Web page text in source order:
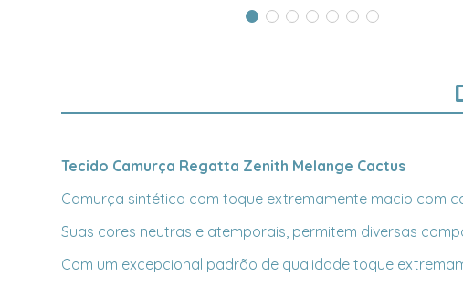
Tecido Camurça Regatta Zenith Melange Cactus
Camurça sintética com toque extremamente macio com
Suas cores neutras e atemporais, permitem diversas
Com um excepcional padrão de qualidade toque